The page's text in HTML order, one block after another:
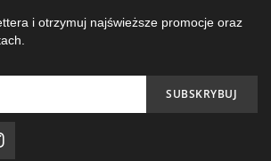
i otrzymuj najświeższe promocje oraz
SUBSKRYBUJ